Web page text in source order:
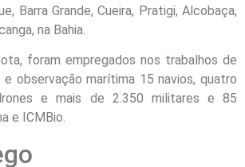
Barra Grande, Cueira, Pratigi, Alcobaça,
na Bahia.
foram empregados nos trabalhos de
e observação marítima 15 navios, quatro
e mais de 2.350 militares e 85
e ICMBio.